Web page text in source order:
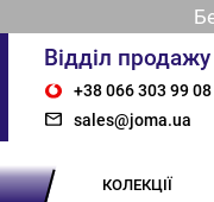
Відділ продажу
+38 066 303 99 08
sales@joma.ua
КОЛЕКЦІЇ